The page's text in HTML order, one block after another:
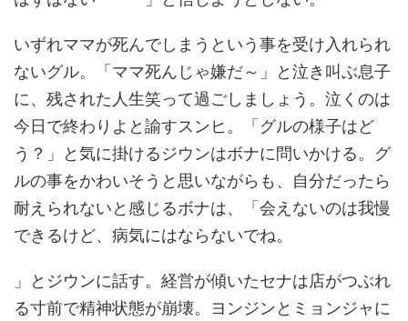
いずれママが死んでしまうという事を受け入れられ
ないグル。「ママ死んじゃ嫌だ～」と泣き叫ぶ息子
に、残された人生笑って過ごしましょう。泣くのは
今日で終わりよと諭すスンヒ。「グルの様子はど
う？」と気に掛けるジウンはボナに問いかける。グ
ルの事をかわいそうと思いながらも、自分だったら
耐えられないと感じるボナは、「会えないのは我慢
できるけど、病気にはならないでね。
」とジウンに話す。経営が傾いたセナは店がつぶれ
る寸前で精神状態が崩壊。ヨンジンとミョンジャに